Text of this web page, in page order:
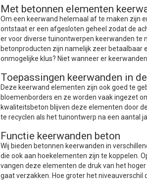
Met betonnen elementen
Om een keerwand helemaal af te maken zijn
ontstaat er een afgesloten geheel zodat de
er voor diverse tuinontwerpen keerwanden te
betonproducten zijn namelijk zeer betaalbaar
onmogelijke klus? Niet wanneer er
Toepassingen keerwanden in
Deze keerwand elementen zijn ook goed te
bloemenborders en ze worden vaak ingezet
kwaliteitsbeton blijven deze elementen door
te recyclen als het tuinontwerp na een aantal
Functie keerwanden beton
Wij bieden betonnen keerwanden in
die ook aan hoekelementen zijn te koppelen.
vangen deze elementen de druk van het
gaat verzakken. Hoe groter het